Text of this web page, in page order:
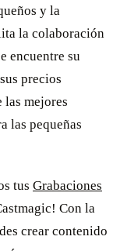
y la
la colaboración
encuentre su
precios
las mejores
las pequeñas
tus Grabaciones
Con la
crear contenido